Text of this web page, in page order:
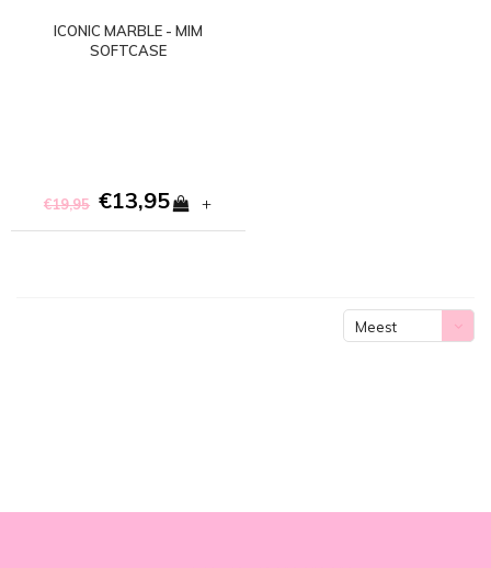
ICONIC MARBLE - MIM
SOFTCASE
€19,95 €13,95 +
Meest